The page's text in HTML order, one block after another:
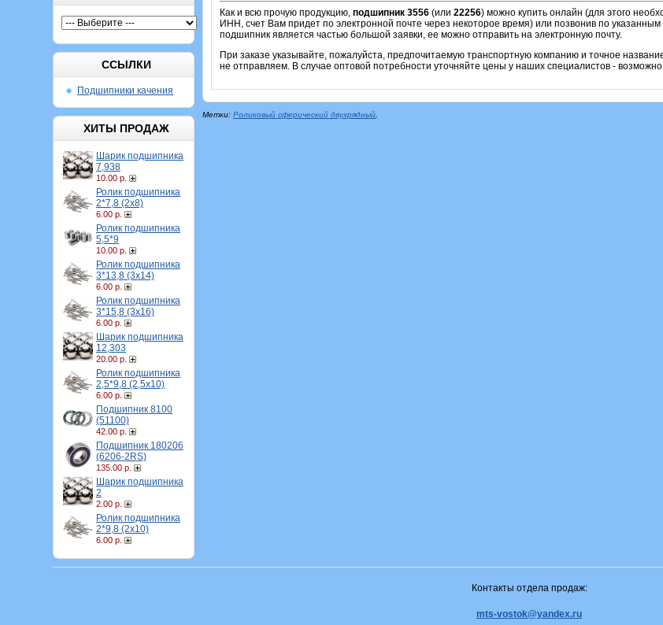
ССЫЛКИ
Подшипники качения
ХИТЫ ПРОДАЖ
Шарик подшипника
7,938
10.00 р.
Ролик подшипника
2*7,8 (2х8)
6.00 р.
Ролик подшипника
5,5*9
10.00 р.
Ролик подшипника
3*13,8 (3х14)
6.00 р.
Ролик подшипника
3*15,8 (3х16)
6.00 р.
Шарик подшипника
12,303
20.00 р.
Ролик подшипника
2,5*9,8 (2,5х10)
6.00 р.
Подшипник 8100
(51100)
42.00 р.
Подшипник 180206
(6206-2RS)
135.00 р.
Шарик подшипника
2
2.00 р.
Ролик подшипника
2*9,8 (2х10)
6.00 р.
Как и всю прочую продукцию, подшипник 3556 (или 22256) можно купить онлайн (для этого
ИНН, счет Вам придет по электронной почте через некоторое время) или позвонив по
подшипник является частью большой заявки, ее можно отправить на электронную почту.
При заказе указывайте, пожалуйста, предпочитаемую транспортную компанию и точное
не отправляем. В случае оптовой потребности уточняйте цены у наших специалистов -
Метки: Роликовый сферический двухрядный
Контакты отдела продаж:
mts-vostok@yandex.ru